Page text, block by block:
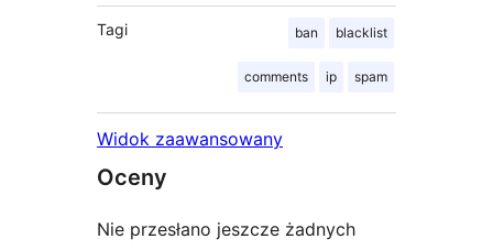
Tagi ban blacklist
comments ip spam
Widok zaawansowany
Oceny
Nie przesłano jeszcze żadnych